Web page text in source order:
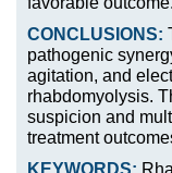
CONCLUSIONS:
pathogenic
agitation, and
rhabdomyolysis.
suspicion and
treatment